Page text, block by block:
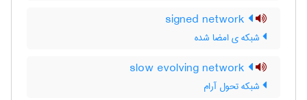
شبکه ی امضا شده
شبکه تحول آرام